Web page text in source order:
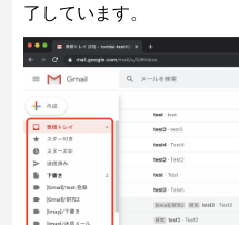
了しています。